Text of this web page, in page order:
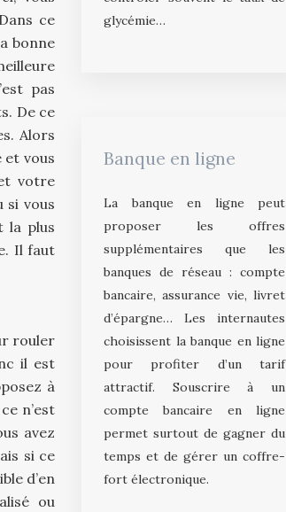
ce
bonne
pas
De ce
Alors
vous
votre
si vous
la plus
Il faut
rouler
il est
à
n’est
avez
si ce
d’en
ou
glycémie…
Banque en ligne
La banque en ligne peut
proposer les offres
supplémentaires que les
banques de réseau : compte
bancaire, assurance vie, livret
d’épargne… Les internautes
choisissent la banque en ligne
pour profiter d’un tarif
attractif. Souscrire à un
compte bancaire en ligne
permet surtout de gagner du
temps et de gérer un coffre-
fort électronique.